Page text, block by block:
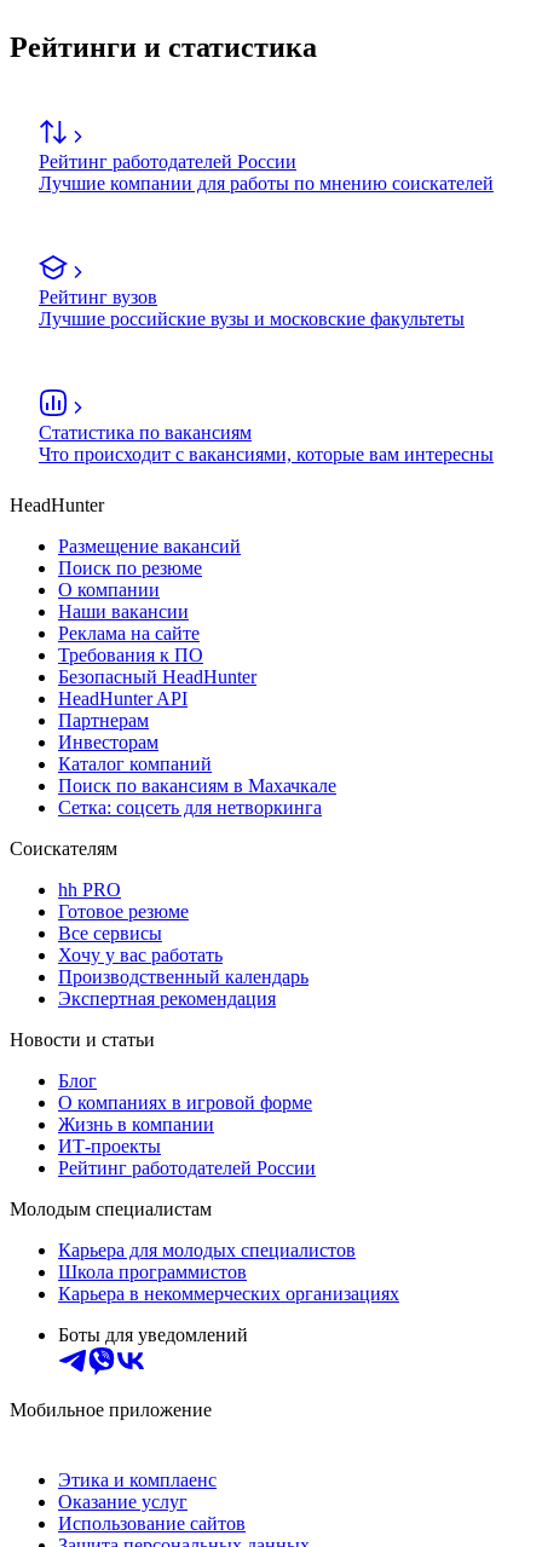
Рейтинги и статистика
Рейтинг работодателей России
Лучшие компании для работы по мнению соискателей
Рейтинг вузов
Лучшие российские вузы и московские факультеты
Статистика по вакансиям
Что происходит с вакансиями, которые вам интересны
HeadHunter
Размещение вакансий
Поиск по резюме
О компании
Наши вакансии
Реклама на сайте
Требования к ПО
Безопасный HeadHunter
HeadHunter API
Партнерам
Инвесторам
Каталог компаний
Поиск по вакансиям в Махачкале
Сетка: соцсеть для нетворкинга
Соискателям
hh PRO
Готовое резюме
Все сервисы
Хочу у вас работать
Производственный календарь
Экспертная рекомендация
Новости и статьи
Блог
О компаниях в игровой форме
Жизнь в компании
ИТ-проекты
Рейтинг работодателей России
Молодым специалистам
Карьера для молодых специалистов
Школа программистов
Карьера в некоммерческих организациях
Боты для уведомлений
Мобильное приложение
Этика и комплаенс
Оказание услуг
Использование сайтов